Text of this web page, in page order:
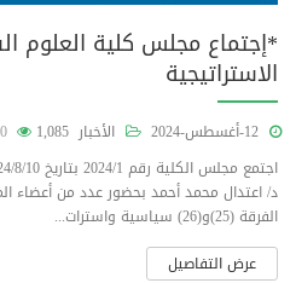
*إجتماع مجلس كلية العلوم
الاستراتيجية
الأخبار 1,085
0
الفرقة (25)و(26) سياسية واسترات...
عرض التفاصيل